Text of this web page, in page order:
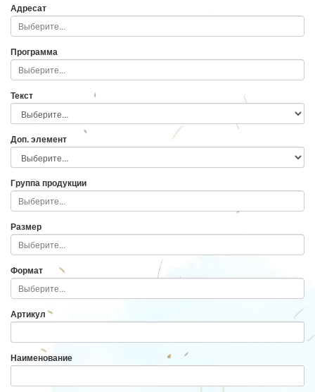
Адресат
Программа
Текст
Доп. элемент
Группа продукции
Размер
Формат
Артикул
Наименование